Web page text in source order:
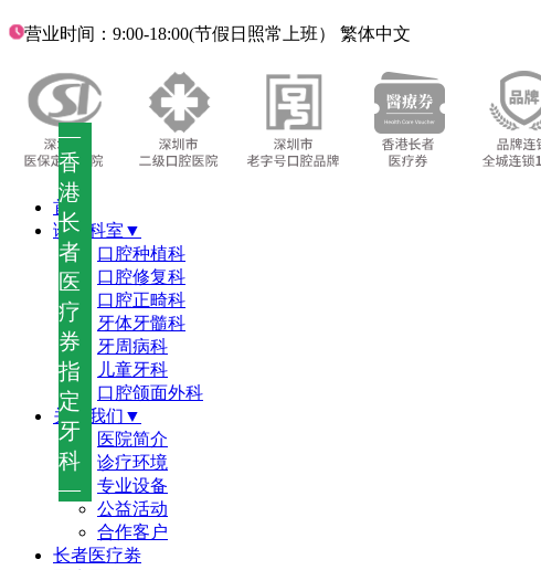
—
香
港
长
者
医
疗
券
指
定
牙
科
—
营业时间：9:00-18:00(节假日照常上班） 繁体中文
首页
诊疗科室▼
口腔种植科
口腔修复科
口腔正畸科
牙体牙髓科
牙周病科
儿童牙科
口腔颌面外科
关于我们▼
医院简介
诊疗环境
专业设备
公益活动
合作客户
长者医疗劵